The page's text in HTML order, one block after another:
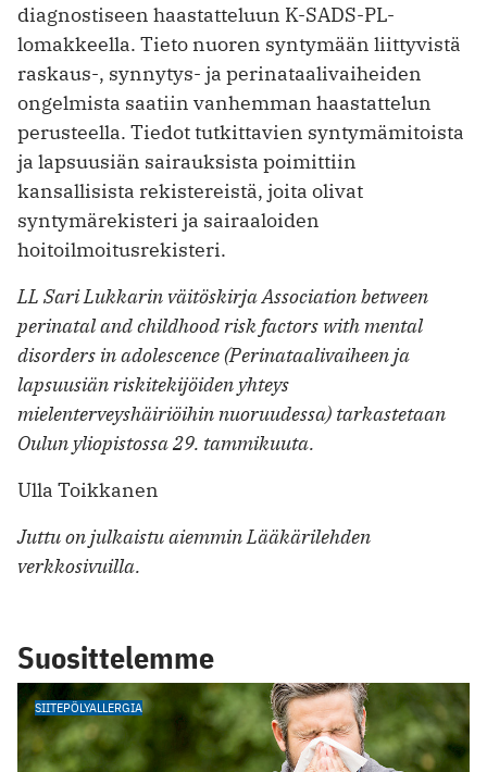
diagnostiseen haastatteluun K-SADS-PL-
lomakkeella. Tieto nuoren syntymään liittyvistä
raskaus-, synnytys- ja perinataalivaiheiden
ongelmista saatiin vanhemman haastattelun
perusteella. Tiedot tutkittavien syntymämitoista
ja lapsuusiän sairauksista poimittiin
kansallisista rekistereistä, joita olivat
syntymärekisteri ja sairaaloiden
hoitoilmoitusrekisteri.
LL Sari Lukkarin väitöskirja Association between
perinatal and childhood risk factors with mental
disorders in adolescence (Perinataalivaiheen ja
lapsuusiän riskitekijöiden yhteys
mielenterveyshäiriöihin nuoruudessa) tarkastetaan
Oulun yliopistossa 29. tammikuuta.
Ulla Toikkanen
Juttu on julkaistu aiemmin Lääkärilehden
verkkosivuilla.
Suosittelemme
SIITEPÖLYALLERGIA